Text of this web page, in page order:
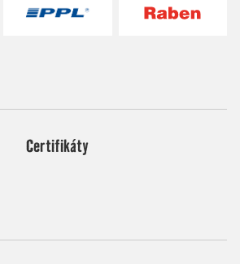
Certifikáty